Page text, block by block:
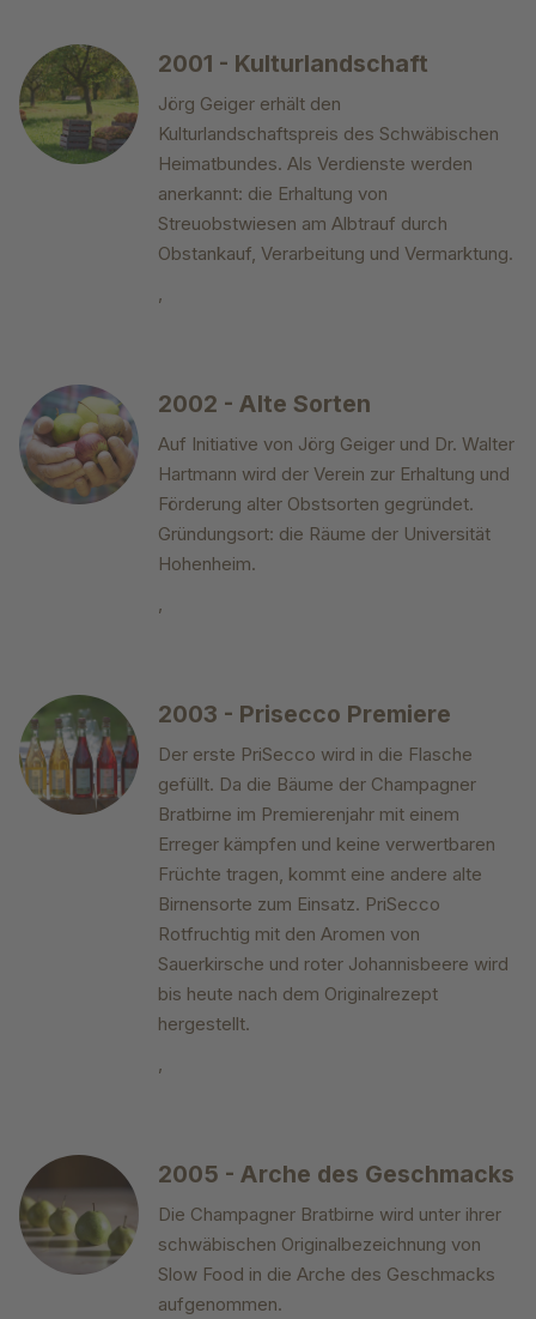
2001 - Kulturlandschaft
Jörg Geiger erhält den
Kulturlandschaftspreis des Schwäbischen
Heimatbundes. Als Verdienste werden
anerkannt: die Erhaltung von
Streuobstwiesen am Albtrauf durch
Obstankauf, Verarbeitung und Vermarktung.
,
2002 - Alte Sorten
Auf Initiative von Jörg Geiger und Dr. Walter
Hartmann wird der Verein zur Erhaltung und
Förderung alter Obstsorten gegründet.
Gründungsort: die Räume der Universität
Hohenheim.
,
2003 - Prisecco Premiere
Der erste PriSecco wird in die Flasche
gefüllt. Da die Bäume der Champagner
Bratbirne im Premierenjahr mit einem
Erreger kämpfen und keine verwertbaren
Früchte tragen, kommt eine andere alte
Birnensorte zum Einsatz. PriSecco
Rotfruchtig mit den Aromen von
Sauerkirsche und roter Johannisbeere wird
bis heute nach dem Originalrezept
hergestellt.
,
2005 - Arche des Geschmacks
Die Champagner Bratbirne wird unter ihrer
schwäbischen Originalbezeichnung von
Slow Food in die Arche des Geschmacks
aufgenommen.